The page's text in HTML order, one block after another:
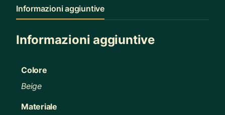
Informazioni aggiuntive
Informazioni aggiuntive
Colore
Beige
Materiale